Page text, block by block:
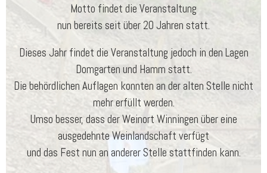
Motto findet die Veranstaltung
nun bereits seit über 20 Jahren statt.
Dieses Jahr findet die Veranstaltung jedoch in den Lagen
Domgarten und Hamm statt.
Die behördlichen Auflagen konnten an der alten Stelle nicht
mehr erfüllt werden.
Umso besser, dass der Weinort Winningen über eine
ausgedehnte Weinlandschaft verfügt
und das Fest nun an anderer Stelle stattfinden kann.